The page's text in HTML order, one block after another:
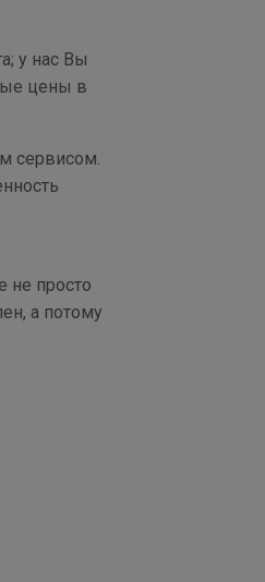
у нас Вы
цены в
сервисом.
не просто
а потому